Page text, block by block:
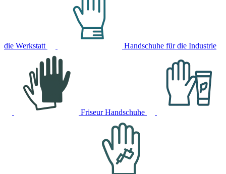
die Werkstatt Handschuhe für die Industrie
Friseur Handschuhe